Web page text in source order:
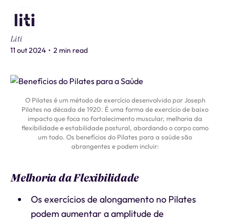
Liti
11 out 2024 • 2 min read
O Pilates é um método de exercício desenvolvido por Joseph
Pilates na década de 1920. É uma forma de exercício de baixo
impacto que foca no fortalecimento muscular, melhoria da
flexibilidade e estabilidade postural, abordando o corpo como
um todo. Os benefícios do Pilates para a saúde são
abrangentes e podem incluir:
Melhoria da Flexibilidade
Os exercícios de alongamento no Pilates
podem aumentar a amplitude de